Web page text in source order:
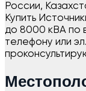
России,
Купить
до 8000 кВА по
телефону или